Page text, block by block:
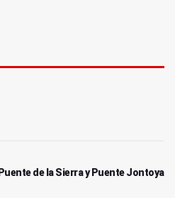
de la Sierra y Puente Jontoya